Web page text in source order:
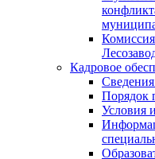
Кадровое
Порядок
Условия